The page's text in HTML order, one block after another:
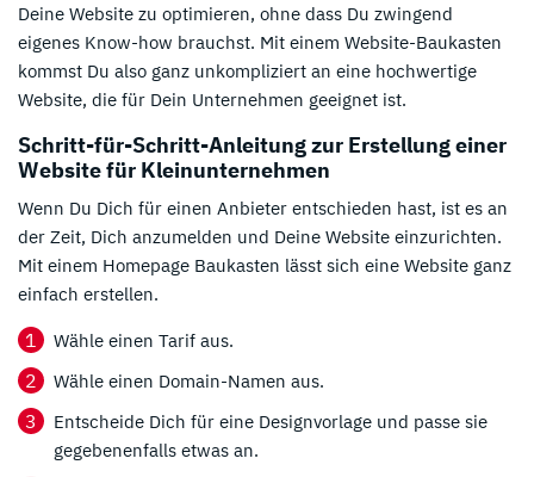
Deine Website zu optimieren, ohne dass Du zwingend
eigenes Know-how brauchst. Mit einem Website-Baukasten
kommst Du also ganz unkompliziert an eine hochwertige
Website, die für Dein Unternehmen geeignet ist.
Schritt-für-Schritt-Anleitung zur Erstellung einer
Website für Kleinunternehmen
Wenn Du Dich für einen Anbieter entschieden hast, ist es an
der Zeit, Dich anzumelden und Deine Website einzurichten.
Mit einem Homepage Baukasten lässt sich eine Website ganz
einfach erstellen.
Wähle einen Tarif aus.
Wähle einen Domain-Namen aus.
Entscheide Dich für eine Designvorlage und passe sie
gegebenenfalls etwas an.